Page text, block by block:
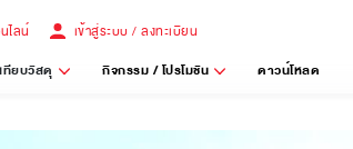
ไลน์ เข้าสู่ระบบ / ลงทะเบียน
ทียบวัสดุ กิจกรรม / โปรโมชัน ดาวน์โหลด